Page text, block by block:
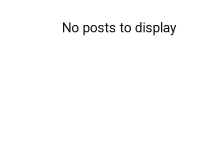
No posts to display